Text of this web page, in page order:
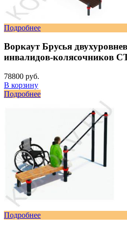
Подробнее
Воркаут Брусья
инвалидов-колясочников
78800 руб.
В корзину
Подробнее
Подробнее